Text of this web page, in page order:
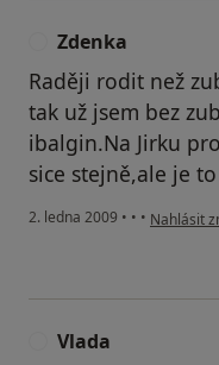
Zdenka
Raději rodit než
tak už jsem bez
ibalgin.Na Jirku
sice stejně,ale je
2. ledna 2009 • • • podle
Nahlásit
Vlada